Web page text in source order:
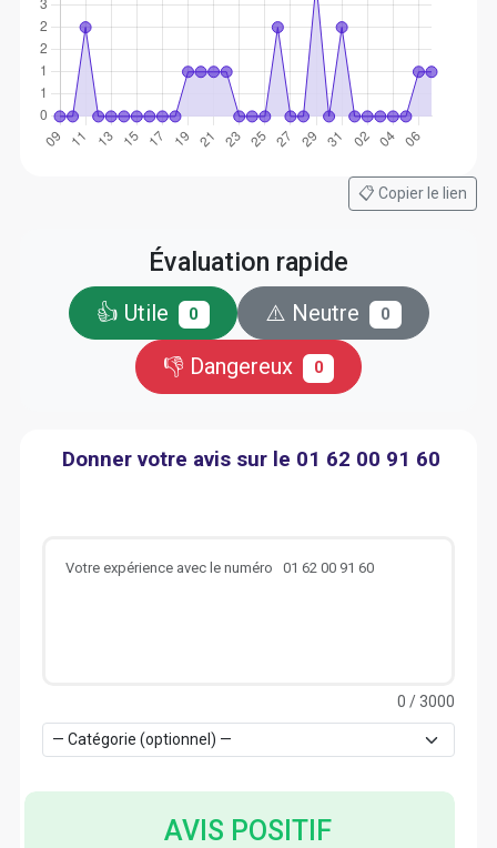
📋 Copier le lien
Évaluation rapide
👍 Utile 0 ⚠️ Neutre 0
👎 Dangereux 0
Donner votre avis sur le 01 62 00 91 60
0 / 3000
AVIS POSITIF